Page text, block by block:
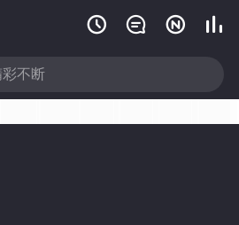
   